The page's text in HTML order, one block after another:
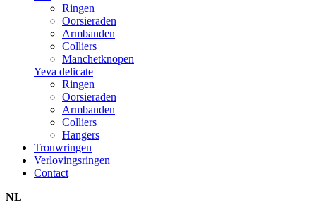
Ringen
Oorsieraden
Armbanden
Colliers
Manchetknopen
Yeva delicate
Ringen
Oorsieraden
Armbanden
Colliers
Hangers
Trouwringen
Verlovingsringen
Contact
NL